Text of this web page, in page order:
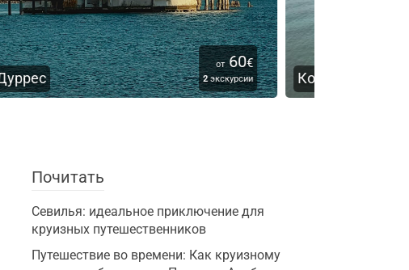
Корфу
от63 €
3экскурсии
Почитать
Севилья: идеальное приключение для
круизных путешественников
Путешествие во времени: Как круизному